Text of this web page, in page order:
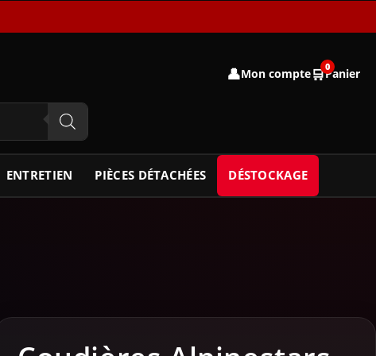
👤Mon compte🛒0
Panier
ENTRETIEN PIÈCES DÉTACHÉES DÉSTOCKAGE